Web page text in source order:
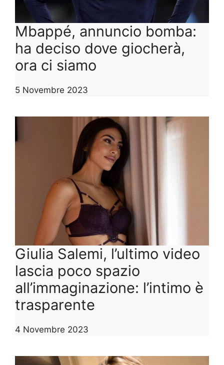
Mbappé, annuncio bomba:
ha deciso dove giocherà,
ora ci siamo
5 Novembre 2023
Giulia Salemi, l’ultimo video
lascia poco spazio
all’immaginazione: l’intimo è
trasparente
4 Novembre 2023